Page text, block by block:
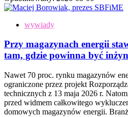
wywiady
Przy magazynach energii
tam, gdzie powinna być
Nawet 70 proc. rynku magazynów
ograniczone przez projekt
technicznych z 13 maja 2026 r.
przed widmem całkowitego
domowych magazynów energii.